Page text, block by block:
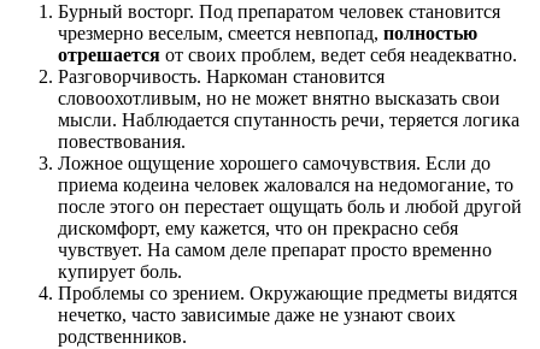
Бурный восторг. Под препаратом человек становится
чрезмерно веселым, смеется невпопад, полностью
отрешается от своих проблем, ведет себя неадекватно.
Разговорчивость. Наркоман становится
словоохотливым, но не может внятно высказать свои
мысли. Наблюдается спутанность речи, теряется логика
повествования.
Ложное ощущение хорошего самочувствия. Если до
приема кодеина человек жаловался на недомогание, то
после этого он перестает ощущать боль и любой другой
дискомфорт, ему кажется, что он прекрасно себя
чувствует. На самом деле препарат просто временно
купирует боль.
Проблемы со зрением. Окружающие предметы видятся
нечетко, часто зависимые даже не узнают своих
родственников.